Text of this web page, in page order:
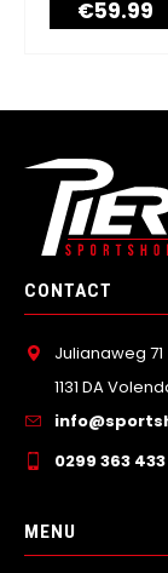
€59.99
CONTACT
Julianaweg 71
1131 DA
0299 363 433
MENU